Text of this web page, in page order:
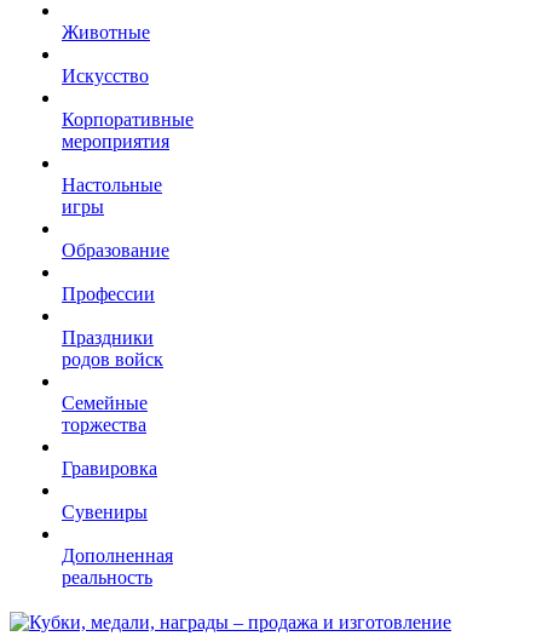
Животные
Искусство
Корпоративные
мероприятия
Настольные
игры
Образование
Профессии
Праздники
родов войск
Семейные
торжества
Гравировка
Сувениры
Дополненная
реальность